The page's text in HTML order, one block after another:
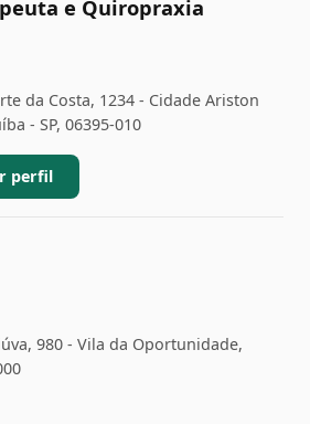
e Quiropraxia
da Costa, 1234 - Cidade Ariston
- SP, 06395-010
perfil
980 - Vila da Oportunidade,